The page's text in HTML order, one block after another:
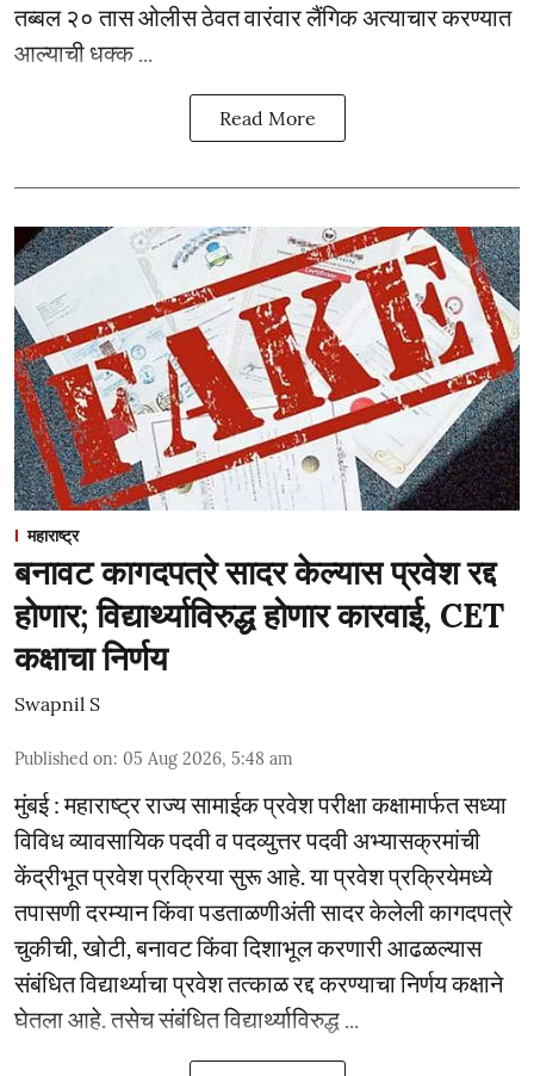
तब्बल २० तास ओलीस ठेवत वारंवार लैंगिक अत्याचार करण्यात
आल्याची धक्क ...
Read More
महाराष्ट्र
बनावट कागदपत्रे सादर केल्यास प्रवेश रद्द
होणार; विद्यार्थ्याविरुद्ध होणार कारवाई, CET
कक्षाचा निर्णय
Swapnil S
Published on: 05 Aug 2026, 5:48 am
मुंबई : महाराष्ट्र राज्य सामाईक प्रवेश परीक्षा कक्षामार्फत सध्या
विविध व्यावसायिक पदवी व पदव्युत्तर पदवी अभ्यासक्रमांची
केंद्रीभूत प्रवेश प्रक्रिया सुरू आहे. या प्रवेश प्रक्रियेमध्ये
तपासणी दरम्यान किंवा पडताळणीअंती सादर केलेली कागदपत्रे
चुकीची, खोटी, बनावट किंवा दिशाभूल करणारी आढळल्यास
संबंधित विद्यार्थ्याचा प्रवेश तत्काळ रद्द करण्याचा निर्णय कक्षाने
घेतला आहे. तसेच संबंधित विद्यार्थ्याविरुद्ध ...